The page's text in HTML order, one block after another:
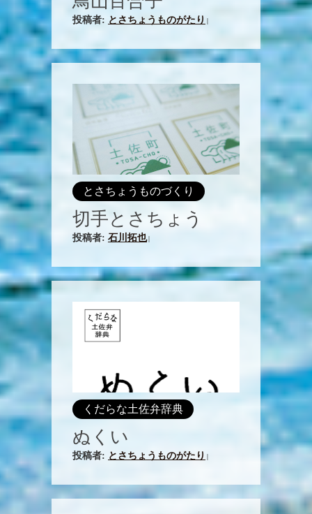
投稿者: とさちょうものがたり
とさちょうものづくり
切手とさちょう
投稿者: 石川拓也|
くだらな土佐弁辞典
ぬくい
投稿者: とさちょうものがたり